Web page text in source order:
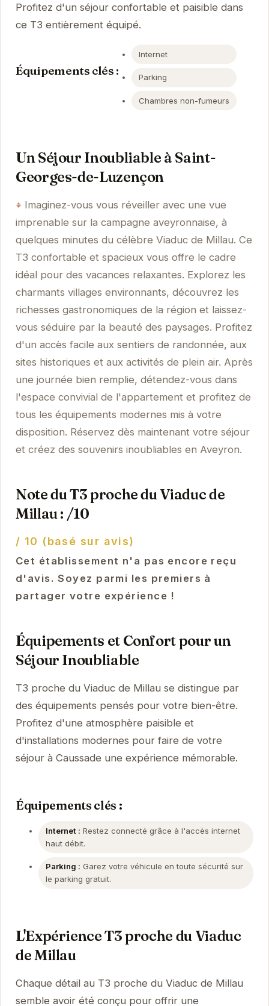
Profitez d'un séjour confortable et paisible dans
ce T3 entièrement équipé.
Équipements clés :
Internet
Parking
Chambres non-fumeurs
Un Séjour Inoubliable à Saint-
Georges-de-Luzençon
Imaginez-vous vous réveiller avec une vue
imprenable sur la campagne aveyronnaise, à
quelques minutes du célèbre Viaduc de Millau. Ce
T3 confortable et spacieux vous offre le cadre
idéal pour des vacances relaxantes. Explorez les
charmants villages environnants, découvrez les
richesses gastronomiques de la région et laissez-
vous séduire par la beauté des paysages. Profitez
d'un accès facile aux sentiers de randonnée, aux
sites historiques et aux activités de plein air. Après
une journée bien remplie, détendez-vous dans
l'espace convivial de l'appartement et profitez de
tous les équipements modernes mis à votre
disposition. Réservez dès maintenant votre séjour
et créez des souvenirs inoubliables en Aveyron.
Note du T3 proche du Viaduc de
Millau : /10
/ 10 (basé sur avis)
Cet établissement n'a pas encore reçu
d'avis. Soyez parmi les premiers à
partager votre expérience !
Équipements et Confort pour un
Séjour Inoubliable
T3 proche du Viaduc de Millau se distingue par
des équipements pensés pour votre bien-être.
Profitez d'une atmosphère paisible et
d'installations modernes pour faire de votre
séjour à Caussade une expérience mémorable.
Équipements clés :
Internet : Restez connecté grâce à l'accès internet
haut débit.
Parking : Garez votre véhicule en toute sécurité sur
le parking gratuit.
L'Expérience T3 proche du Viaduc
de Millau
Chaque détail au T3 proche du Viaduc de Millau
semble avoir été conçu pour offrir une